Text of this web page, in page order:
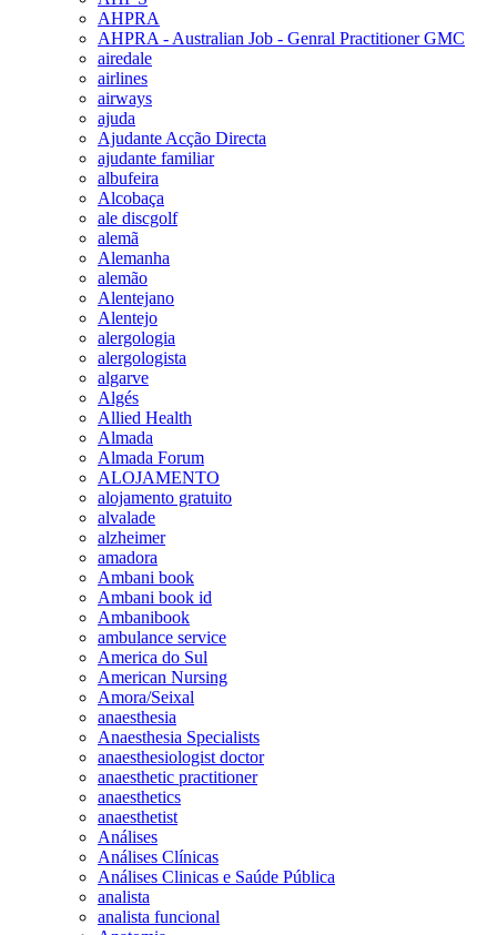
AHPRA
AHPRA - Australian Job - Genral Practitioner GMC
airedale
airlines
airways
ajuda
Ajudante Acção Directa
ajudante familiar
albufeira
Alcobaça
ale discgolf
alemã
Alemanha
alemão
Alentejano
Alentejo
alergologia
alergologista
algarve
Algés
Allied Health
Almada
Almada Forum
ALOJAMENTO
alojamento gratuito
alvalade
alzheimer
amadora
Ambani book
Ambani book id
Ambanibook
ambulance service
America do Sul
American Nursing
Amora/Seixal
anaesthesia
Anaesthesia Specialists
anaesthesiologist doctor
anaesthetic practitioner
anaesthetics
anaesthetist
Análises
Análises Clínicas
Análises Clinicas e Saúde Pública
analista
analista funcional